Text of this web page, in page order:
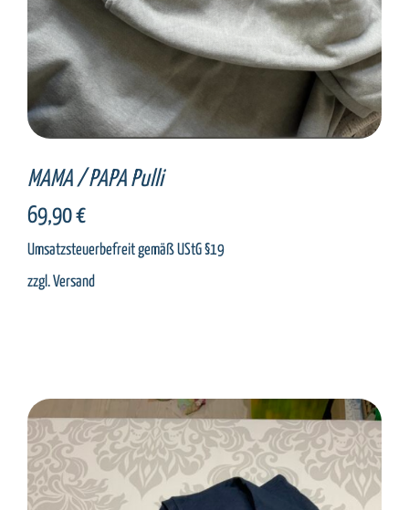
MAMA / PAPA Pulli
69,90€
Umsatzsteuerbefreit gemäß UStG §19
zzgl.Versand